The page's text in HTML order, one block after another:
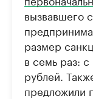
вызвавшего
размер
в семь раз:
рублей.
предложили